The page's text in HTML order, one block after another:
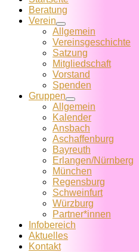
Beratung
Verein
Allgemein
Vereins­geschichte
Satzung
Mitglied­schaft
Vorstand
Spenden
Gruppen
Allgemein
Kalender
Ansbach
Aschaffenburg
Bayreuth
Erlangen/Nürnberg
München
Regensburg
Schweinfurt
Würzburg
Partner*innen
Infobereich
Aktuelles
Kontakt